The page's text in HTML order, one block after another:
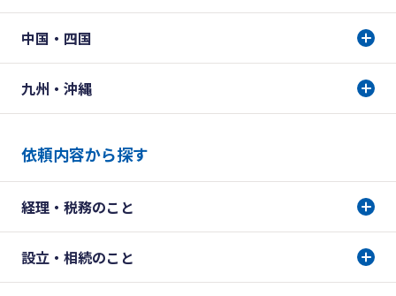
中国・四国
九州・沖縄
依頼内容から探す
経理・税務のこと
設立・相続のこと